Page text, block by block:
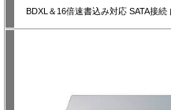
BDXL＆16倍速書込み対応 SATA接